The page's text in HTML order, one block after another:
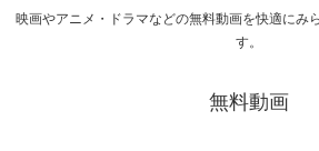
映画やアニメ・ドラマなどの無料動画を快適にみ
す。
無料動画